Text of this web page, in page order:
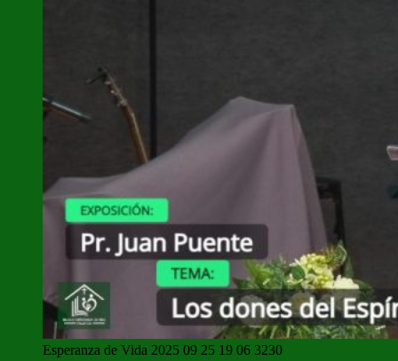
Esperanza de Vida 2025 09 25 19 06 3230